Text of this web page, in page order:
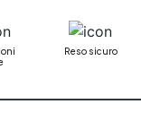
Reso sicuro